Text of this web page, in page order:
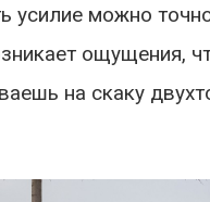
усилие можно
ощущения,
на скаку